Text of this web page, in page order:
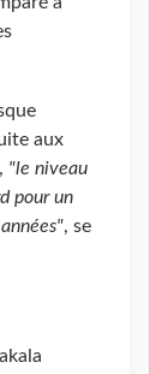
aux
"le niveau
pour un
, se